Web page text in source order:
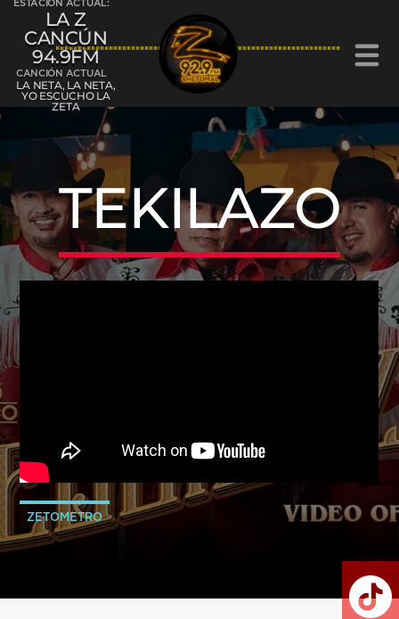
ESTACIÓN ACTUAL:
LA Z
CANCÚN
94.9FM
CANCIÓN ACTUAL
LA NETA, LA NETA,
YO ESCUCHO LA
ZETA
La Z Cancún 94.9FM
La Z Chetumal 92.9FM
TEKILAZO
ZETOMETRO